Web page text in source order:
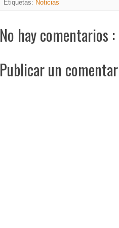
Etiquetas: Noticias
No hay comentarios :
Publicar un